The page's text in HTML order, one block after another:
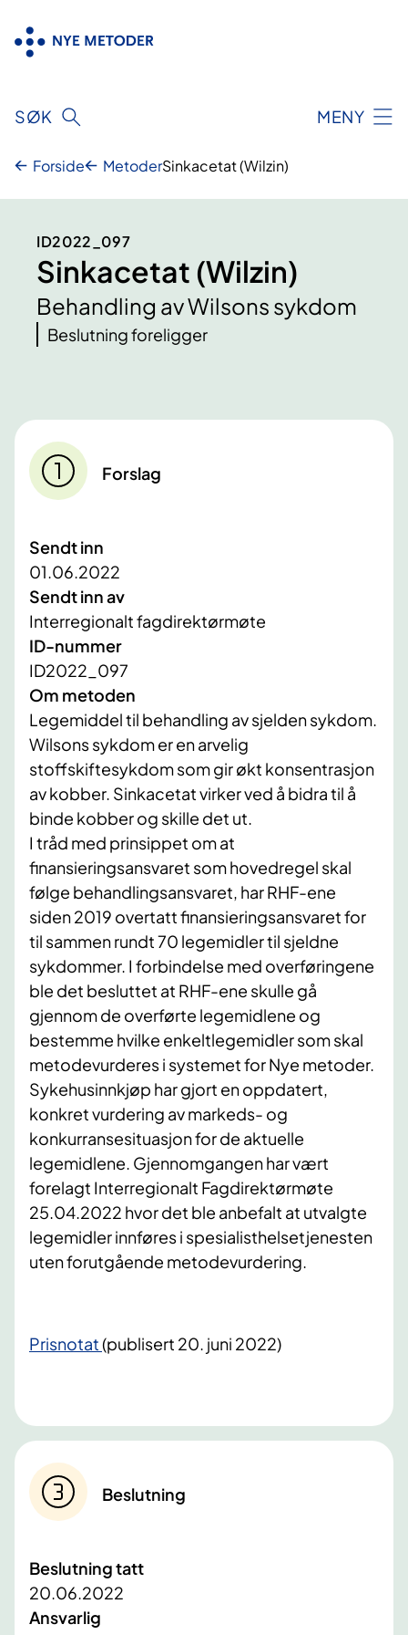
innhold
SØK MENY
Forside MetoderSinkacetat (Wilzin)
ID2022_097
Sinkacetat (Wilzin)
Behandling av Wilsons sykdom
Beslutning foreligger
Forslag
Sendt inn
01.06.2022
Sendt inn av
Interregionalt fagdirektørmøte
ID-nummer
ID2022_097
Om metoden
Legemiddel til behandling av sjelden sykdom.
Wilsons sykdom er en arvelig
stoffskiftesykdom som gir økt konsentrasjon
av kobber. Sinkacetat virker ved å bidra til å
binde kobber og skille det ut.
I tråd med prinsippet om at
finansieringsansvaret som hovedregel skal
følge behandlingsansvaret, har RHF-ene
siden 2019 overtatt finansieringsansvaret for
til sammen rundt 70 legemidler til sjeldne
sykdommer. I forbindelse med overføringene
ble det besluttet at RHF-ene skulle gå
gjennom de overførte legemidlene og
bestemme hvilke enkeltlegemidler som skal
metodevurderes i systemet for Nye metoder.
Sykehusinnkjøp har gjort en oppdatert,
konkret vurdering av markeds- og
konkurransesituasjon for de aktuelle
legemidlene. Gjennomgangen har vært
forelagt Interregionalt Fagdirektørmøte
25.04.2022 hvor det ble anbefalt at utvalgte
legemidler innføres i spesialisthelsetjenesten
uten forutgående metodevurdering.
Prisnotat(publisert 20. juni 2022)
Beslutning
Beslutning tatt
20.06.2022
Ansvarlig